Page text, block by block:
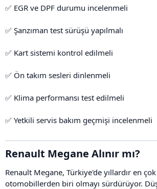
✅ EGR ve DPF durumu incelenmeli
✅ Şanzıman test sürüşü yapılmalı
✅ Kart sistemi kontrol edilmeli
✅ Ön takım sesleri dinlenmeli
✅ Klima performansı test edilmeli
✅ Yetkili servis bakım geçmişi incelenmeli
Renault Megane Alınır mı?​
Renault Megane, Türkiye'de yıllardır en
otomobillerden biri olmayı sürdürüyor.